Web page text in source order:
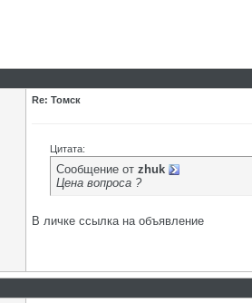
Re: Томск
Цитата:
Сообщение от zhuk
Цена вопроса ?
В личке ссылка на объявление